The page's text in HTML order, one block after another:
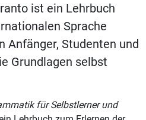
ist ein Lehrbuch
Sprache
Anfänger, Studenten und
Grundlagen selbst
für Selbstlerner und